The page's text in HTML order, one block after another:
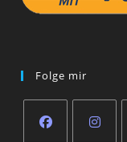
Folge mir